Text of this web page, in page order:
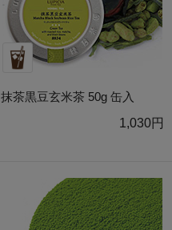
抹茶黒豆玄米茶 50g 缶入
1,030円